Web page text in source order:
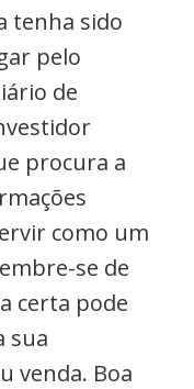
tenha sido
pelo
de
procura a
como um
se de
certa pode
sua
venda. Boa